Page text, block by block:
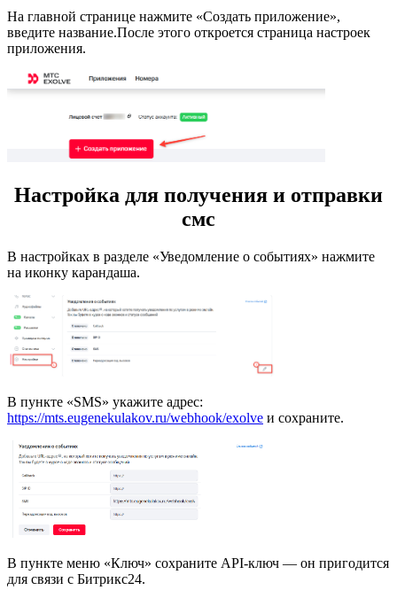
На главной странице нажмите «Создать приложение»,
введите название.После этого откроется страница настроек
приложения.
Настройка для получения и отправки
смс
В настройках в разделе «Уведомление о событиях» нажмите
на иконку карандаша.
В пункте «SMS» укажите адрес:
https://mts.eugenekulakov.ru/webhook/exolve и сохраните.
В пункте меню «Ключ» сохраните API-ключ — он пригодится
для связи с Битрикс24.